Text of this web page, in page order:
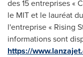
des 15 entreprises «
le MITet le lauréat
l'entreprise « Rising
informations sont
https://